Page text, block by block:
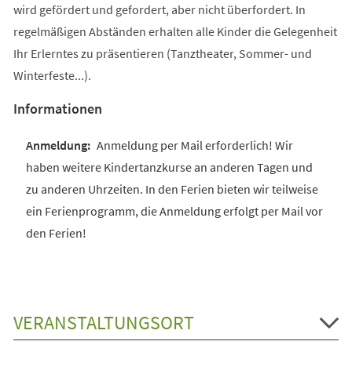
wird gefördert und gefordert, aber nicht überfordert. In
regelmäßigen Abständen erhalten alle Kinder die Gelegenheit
Ihr Erlerntes zu präsentieren (Tanztheater, Sommer- und
Winterfeste...).
Informationen
Anmeldung per Mail erforderlich! Wir
haben weitere Kindertanzkurse an anderen Tagen und
zu anderen Uhrzeiten. In den Ferien bieten wir teilweise
ein Ferienprogramm, die Anmeldung erfolgt per Mail vor
den Ferien!
VERANSTALTUNGSORT